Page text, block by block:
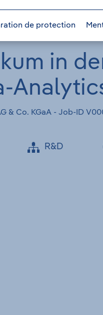
de protection
in
& Co. KGaA - Job-ID
R&D